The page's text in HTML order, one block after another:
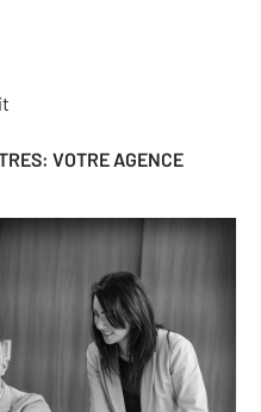
VOTRE AGENCE